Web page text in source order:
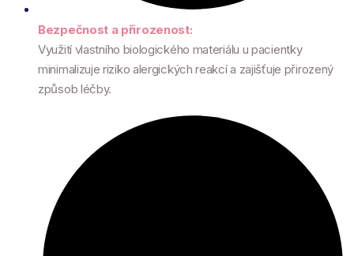
Bezpečnost a přirozenost:
Využití vlastního biologického materiálu u pacientky
minimalizuje riziko alergických reakcí a zajišťuje přirozený
způsob léčby.